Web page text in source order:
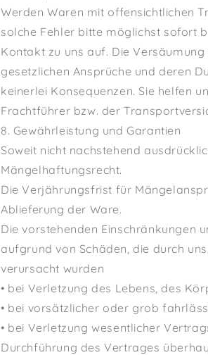
Werden Waren mit offensichtlichen
solche Fehler bitte möglichst sofort
Kontakt zu uns auf. Die
gesetzlichen Ansprüche und deren
keinerlei Konsequenzen. Sie helfen
Frachtführer bzw. der
8. Gewährleistung und Garantien
Soweit nicht nachstehend
Mängelhaftungsrecht.
Die Verjährungsfrist für
Ablieferung der Ware.
Die vorstehenden Einschränkungen
aufgrund von Schäden, die durch
verursacht wurden
• bei Verletzung des Lebens, des
• bei vorsätzlicher oder grob
• bei Verletzung wesentlicher
Durchführung des Vertrages